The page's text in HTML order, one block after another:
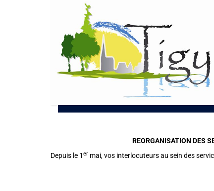
REORGANISATION DES
Depuis le 1 er mai, vos interlocuteurs au sein des